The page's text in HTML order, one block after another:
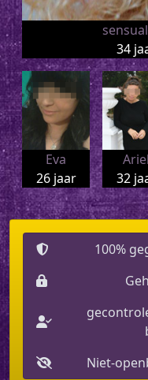
34
Eva
26 jaar
Ariel
32
100%
Niet-